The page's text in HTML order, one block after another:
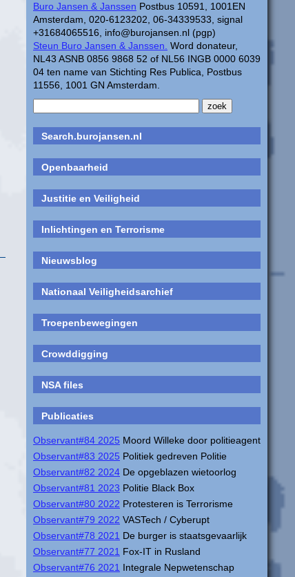
Buro Jansen & Janssen Postbus 10591, 1001EN
Amsterdam, 020-6123202, 06-34339533, signal
+31684065516, info@burojansen.nl (pgp)
Steun Buro Jansen & Janssen. Word donateur,
NL43 ASNB 0856 9868 52 of NL56 INGB 0000 6039
04 ten name van Stichting Res Publica, Postbus
11556, 1001 GN Amsterdam.
Search.burojansen.nl
Openbaarheid
Justitie en Veiligheid
Inlichtingen en Terrorisme
Nieuwsblog
Nationaal Veiligheidsarchief
Troepenbewegingen
Crowddigging
NSA files
Publicaties
Observant#84 2025 Moord Willeke door politieagent
Observant#83 2025 Politiek gedreven Politie
Observant#82 2024 De opgeblazen wietoorlog
Observant#81 2023 Politie Black Box
Observant#80 2022 Protesteren is Terrorisme
Observant#79 2022 VASTech / Cyberupt
Observant#78 2021 De burger is staatsgevaarlijk
Observant#77 2021 Fox-IT in Rusland
Observant#76 2021 Integrale Nepwetenschap